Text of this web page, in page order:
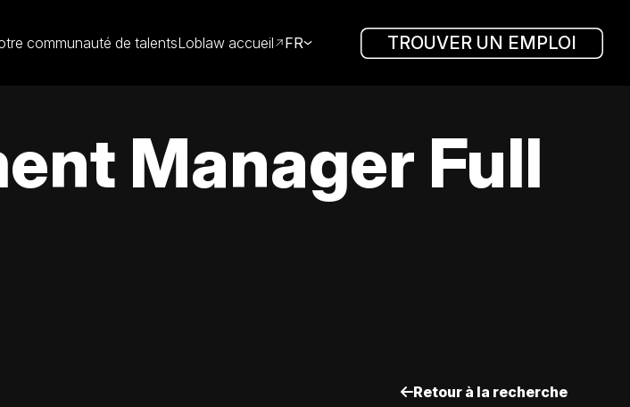
communauté de talentsLoblaw accueil FR TROUVER UN EMPLOI
Manager Full
Retour à la recherche